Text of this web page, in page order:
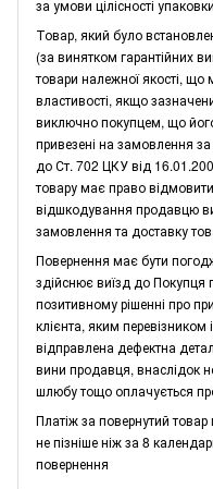
за умови цілісності
Товар, який було
(за винятком гарантійних
товари належної якості, що
властивості, якщо
виключно покупцем, що його
привезені на замовлення
до Ст. 702 ЦКУ від
товару має право
відшкодування продавцю
замовлення та доставку
Повернення має бути
здійснює виїзд до Покупця
позитивному рішенні про
клієнта, яким
відправлена дефектна
вини продавця, внаслідок
шлюбу тощо оплачується
Платіж за повернутий
не пізніше ніж за 8
повернення